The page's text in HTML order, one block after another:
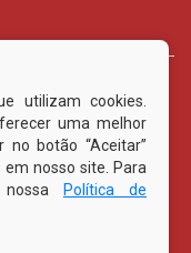
utilizam cookies.
uma melhor
no botão “Aceitar”
nosso site. Para
nossa
Política de